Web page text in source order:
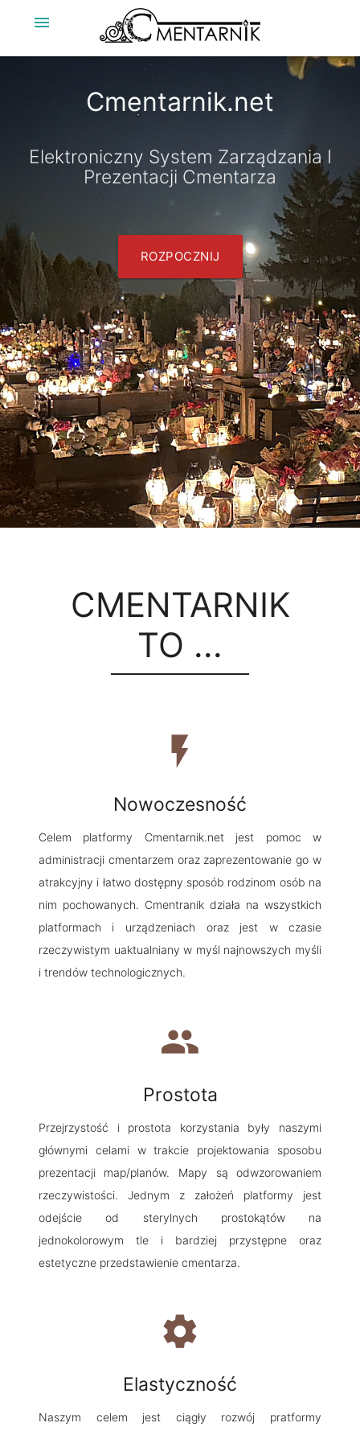
menu
Cmentarnik.net
Elektroniczny System Zarządzania I
Prezentacji Cmentarza
ROZPOCZNIJ
CMENTARNIK
TO ...
flash_on
Nowoczesność
Celem platformy Cmentarnik.net jest pomoc w
administracji cmentarzem oraz zaprezentowanie go w
atrakcyjny i łatwo dostępny sposób rodzinom osób na
nim pochowanych. Cmentranik działa na wszystkich
platformach i urządzeniach oraz jest w czasie
rzeczywistym uaktualniany w myśl najnowszych myśli
i trendów technologicznych.
group
Prostota
Przejrzystość i prostota korzystania były naszymi
głównymi celami w trakcie projektowania sposobu
prezentacji map/planów. Mapy są odwzorowaniem
rzeczywistości. Jednym z założeń platformy jest
odejście od sterylnych prostokątów na
jednokolorowym tle i bardziej przystępne oraz
estetyczne przedstawienie cmentarza.
settings
Elastyczność
Naszym celem jest ciągły rozwój pratformy